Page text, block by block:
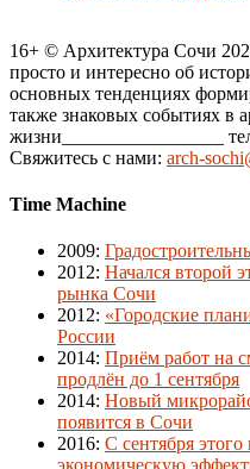
16+ © Архитектура Сочи
просто и интересно об
основных тенденциях
также знаковых событиях в
жизни_________________
Свяжитесь с нами: arch-
Time Machine
2009:
2012: Начался второй
рынка Сочи
2012: «Городские
России
2014: Приём работ на
продлён до 1 сентября
2014: Новый
появится в Сочи
2016: С сентября этого